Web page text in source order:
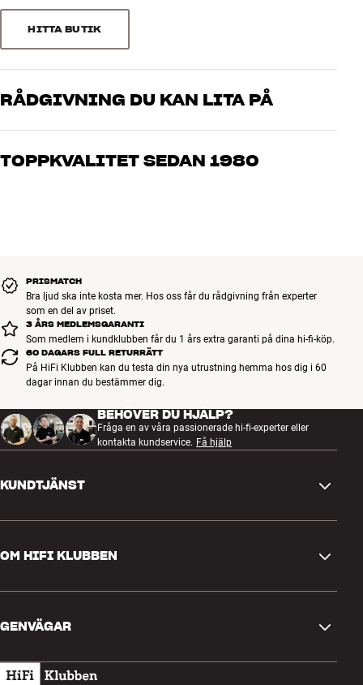
HITTA BUTIK
RÅDGIVNING DU KAN LITA PÅ
Våra medarbetare är riktiga entusiaster som kan produkterna och
vad du drömmer om, så hjälper vi dig att hitta den lösning som
TOPPKVALITET SEDAN 1980
PRISMATCH
Bra ljud ska inte kosta mer. Hos oss får du rådgivning från experter
som en del av priset.
3 ÅRS MEDLEMSGARANTI
Som medlem i kundklubben får du 1 års extra garanti på dina hi-fi-köp.
60 DAGARS FULL RETURRÄTT
På HiFi Klubben kan du testa din nya utrustning hemma hos dig i 60
dagar innan du bestämmer dig.
BEHÖVER DU HJÄLP?
Fråga en av våra passionerade hi-fi-experter eller
kontakta kundservice. Få hjälp
KUNDTJÄNST
Retur och reklamation
Ångra beställning
OM HIFI KLUBBEN
Kundklubb
GENVÄGAR
Presentkort